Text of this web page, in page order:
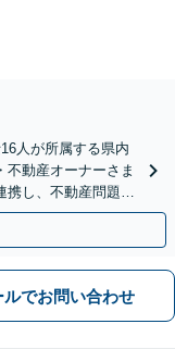
人が所属する県内
動産オーナーさま
携し、不動産問題を
ルでお問い合わせ